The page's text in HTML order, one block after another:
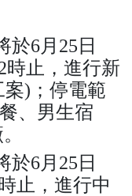
於6月25日
時止，進行新
)；停電範
、男生宿
於6月25日
止，進行中